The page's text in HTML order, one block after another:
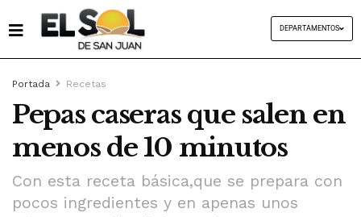
DEPARTAMENTOS
Portada Recetas
Pepas caseras que salen en
menos de 10 minutos
Con esta receta básica,que se prepara con
pocos ingredientes y en apenas unos